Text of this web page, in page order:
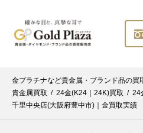
金プラチナなど貴金属・ブランド品の買
貴金属買取 / 24金(K24｜24K)買取 / 24
千里中央店(大阪府豊中市)｜金買取実績